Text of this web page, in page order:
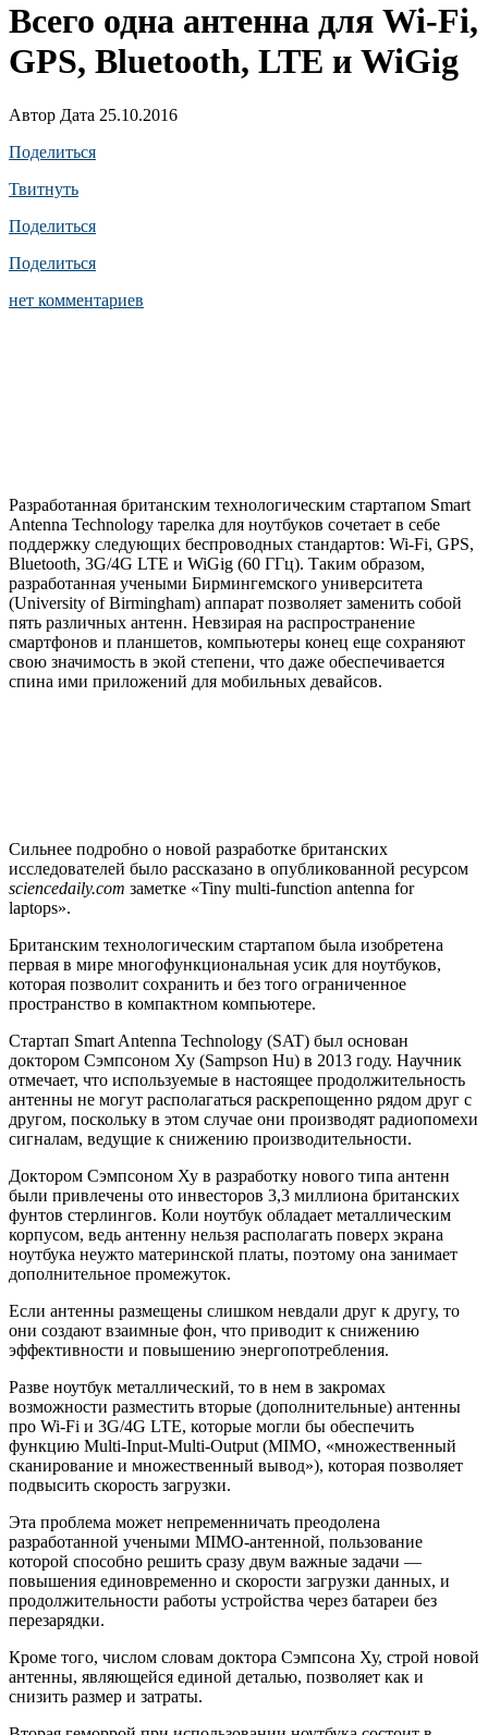
Всего одна антенна для Wi-Fi,
GPS, Bluetooth, LTE и WiGig
Автор Дата 25.10.2016
Поделиться
Твитнуть
Поделиться
Поделиться
нет комментариев
Разработанная британским технологическим стартапом Smart
Antenna Technology тарелка для ноутбуков сочетает в себе
поддержку следующих беспроводных стандартов: Wi-Fi, GPS,
Bluetooth, 3G/4G LTE и WiGig (60 ГГц). Таким образом,
разработанная учеными Бирмингемского университета
(University of Birmingham) аппарат позволяет заменить собой
пять различных антенн. Невзирая на распространение
смартфонов и планшетов, компьютеры конец еще сохраняют
свою значимость в экой степени, что даже обеспечивается
спина ими приложений для мобильных девайсов.
Сильнее подробно о новой разработке британских
исследователей было рассказано в опубликованной ресурсом
sciencedaily.com заметке «Tiny multi-function antenna for
laptops».
Британским технологическим стартапом была изобретена
первая в мире многофункциональная усик для ноутбуков,
которая позволит сохранить и без того ограниченное
пространство в компактном компьютере.
Стартап Smart Antenna Technology (SAT) был основан
доктором Сэмпсоном Ху (Sampson Hu) в 2013 году. Научник
отмечает, что используемые в настоящее продолжительность
антенны не могут располагаться раскрепощенно рядом друг с
другом, поскольку в этом случае они производят радиопомехи
сигналам, ведущие к снижению производительности.
Доктором Сэмпсоном Ху в разработку нового типа антенн
были привлечены ото инвесторов 3,3 миллиона британских
фунтов стерлингов. Коли ноутбук обладает металлическим
корпусом, ведь антенну нельзя располагать поверх экрана
ноутбука неужто материнской платы, поэтому она занимает
дополнительное промежуток.
Если антенны размещены слишком невдали друг к другу, то
они создают взаимные фон, что приводит к снижению
эффективности и повышению энергопотребления.
Разве ноутбук металлический, то в нем в закромах
возможности разместить вторые (дополнительные) антенны
про Wi-Fi и 3G/4G LTE, которые могли бы обеспечить
функцию Multi-Input-Multi-Output (MIMO, «множественный
сканирование и множественный вывод»), которая позволяет
подвысить скорость загрузки.
Эта проблема может непременничать преодолена
разработанной учеными MIMO-антенной, пользование
которой способно решить сразу двум важные задачи —
повышения единовременно и скорости загрузки данных, и
продолжительности работы устройства через батареи без
перезарядки.
Кроме того, числом словам доктора Сэмпсона Ху, строй новой
антенны, являющейся единой деталью, позволяет как и
снизить размер и затраты.